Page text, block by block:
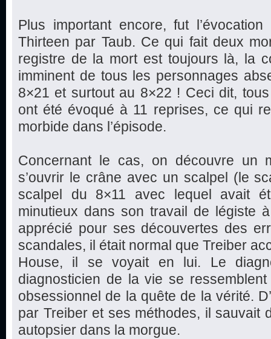
Plus important encore, fut
Thirteen par Taub. Ce qui fait deux
registre de la mort est toujours là, la
imminent de tous les personnages
8×21 et surtout au 8×22 ! Ceci dit,
ont été évoqué à 11 reprises, ce qui
morbide dans l’épisode.
Concernant le cas, on découvre un
s’ouvrir le crâne avec un scalpel (le
scalpel du 8×11 avec lequel avait
minutieux dans son travail de légiste
apprécié pour ses découvertes des
scandales, il était normal que Treiber
House, il se voyait en lui. Le
diagnosticien de la vie se
obsessionnel de la quête de la vérité.
par Treiber et ses méthodes, il sauvait
autopsier dans la morgue.